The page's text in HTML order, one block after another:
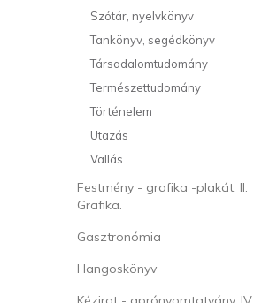
Szótár, nyelvkönyv
Tankönyv, segédkönyv
Társadalomtudomány
Természettudomány
Történelem
Utazás
Vallás
Festmény - grafika -plakát. II.
Grafika.
Gasztronómia
Hangoskönyv